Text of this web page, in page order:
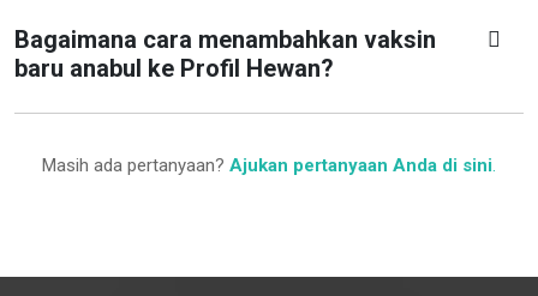
Bagaimana cara menambahkan vaksin
baru anabul ke Profil Hewan?
Masih ada pertanyaan? Ajukan pertanyaan Anda di sini.